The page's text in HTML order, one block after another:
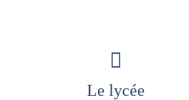
Le lycée